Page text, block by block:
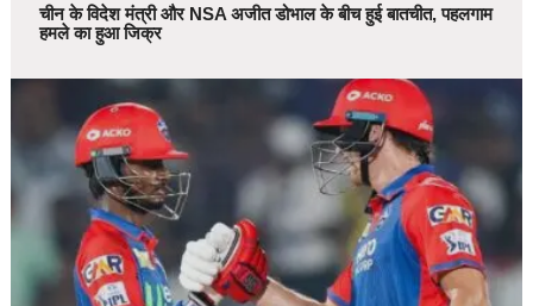
चीन के विदेश मंत्री और NSA अजीत डोभाल के बीच हुई बातचीत, पहलगाम
हमले का हुआ जिक्र